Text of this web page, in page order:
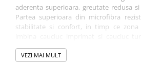
aderenta superioara, greutate redusa
Partea superioara din microfibra
stabilitate si confort, in timp ce zona
amplasate strategic pentru maxima
aderenta la toe-hooking. Limba din
VEZI MAI MULT